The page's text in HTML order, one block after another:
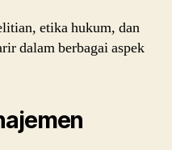
etika hukum, dan
dalam berbagai aspek